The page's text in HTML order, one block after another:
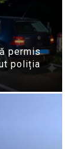
permis
poliția